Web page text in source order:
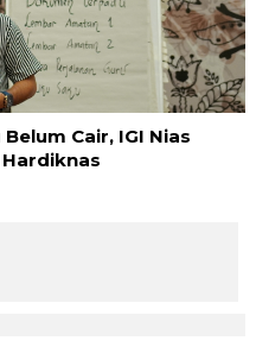
Cair, IGI Nias